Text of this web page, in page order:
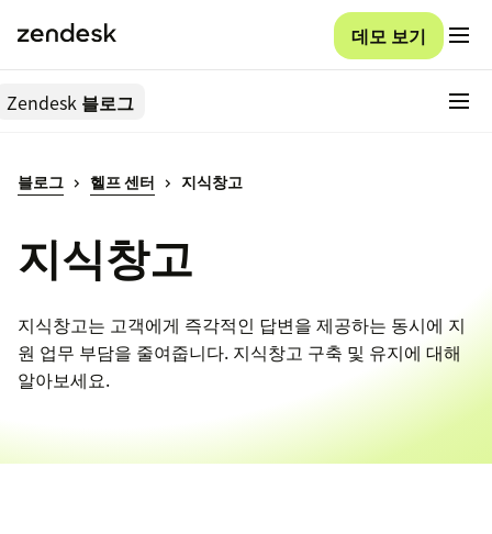
데모 보기
Zendesk 블로그
블로그 헬프 센터 지식창고
지식창고
지식창고는 고객에게 즉각적인 답변을 제공하는 동시에 지
원 업무 부담을 줄여줍니다. 지식창고 구축 및 유지에 대해
알아보세요.